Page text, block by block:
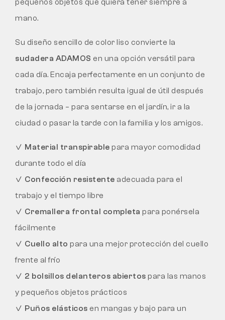
pequeños objetos que quiera tener siempre a
mano.
Su diseño sencillo de color liso convierte la
sudadera ADAMOS en una opción versátil para
cada día. Encaja perfectamente en un conjunto de
trabajo, pero también resulta igual de útil después
de la jornada – para sentarse en el jardín, ir a la
ciudad o pasar la tarde con la familia y los amigos.
✓ Material transpirable para mayor comodidad
durante todo el día
✓ Confección resistente adecuada para el
trabajo y el tiempo libre
✓ Cremallera frontal completa para ponérsela
fácilmente
✓ Cuello alto para una mejor protección del cuello
frente al frío
✓ 2 bolsillos delanteros abiertos para las manos
y pequeños objetos prácticos
✓ Puños elásticos en mangas y bajo para un